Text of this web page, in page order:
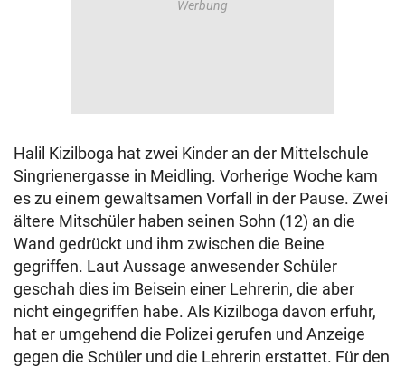
Halil Kizilboga hat zwei Kinder an der Mittelschule
Singrienergasse in Meidling. Vorherige Woche kam
es zu einem gewaltsamen Vorfall in der Pause. Zwei
ältere Mitschüler haben seinen Sohn (12) an die
Wand gedrückt und ihm zwischen die Beine
gegriffen. Laut Aussage anwesender Schüler
geschah dies im Beisein einer Lehrerin, die aber
nicht eingegriffen habe. Als Kizilboga davon erfuhr,
hat er umgehend die Polizei gerufen und Anzeige
gegen die Schüler und die Lehrerin erstattet. Für den